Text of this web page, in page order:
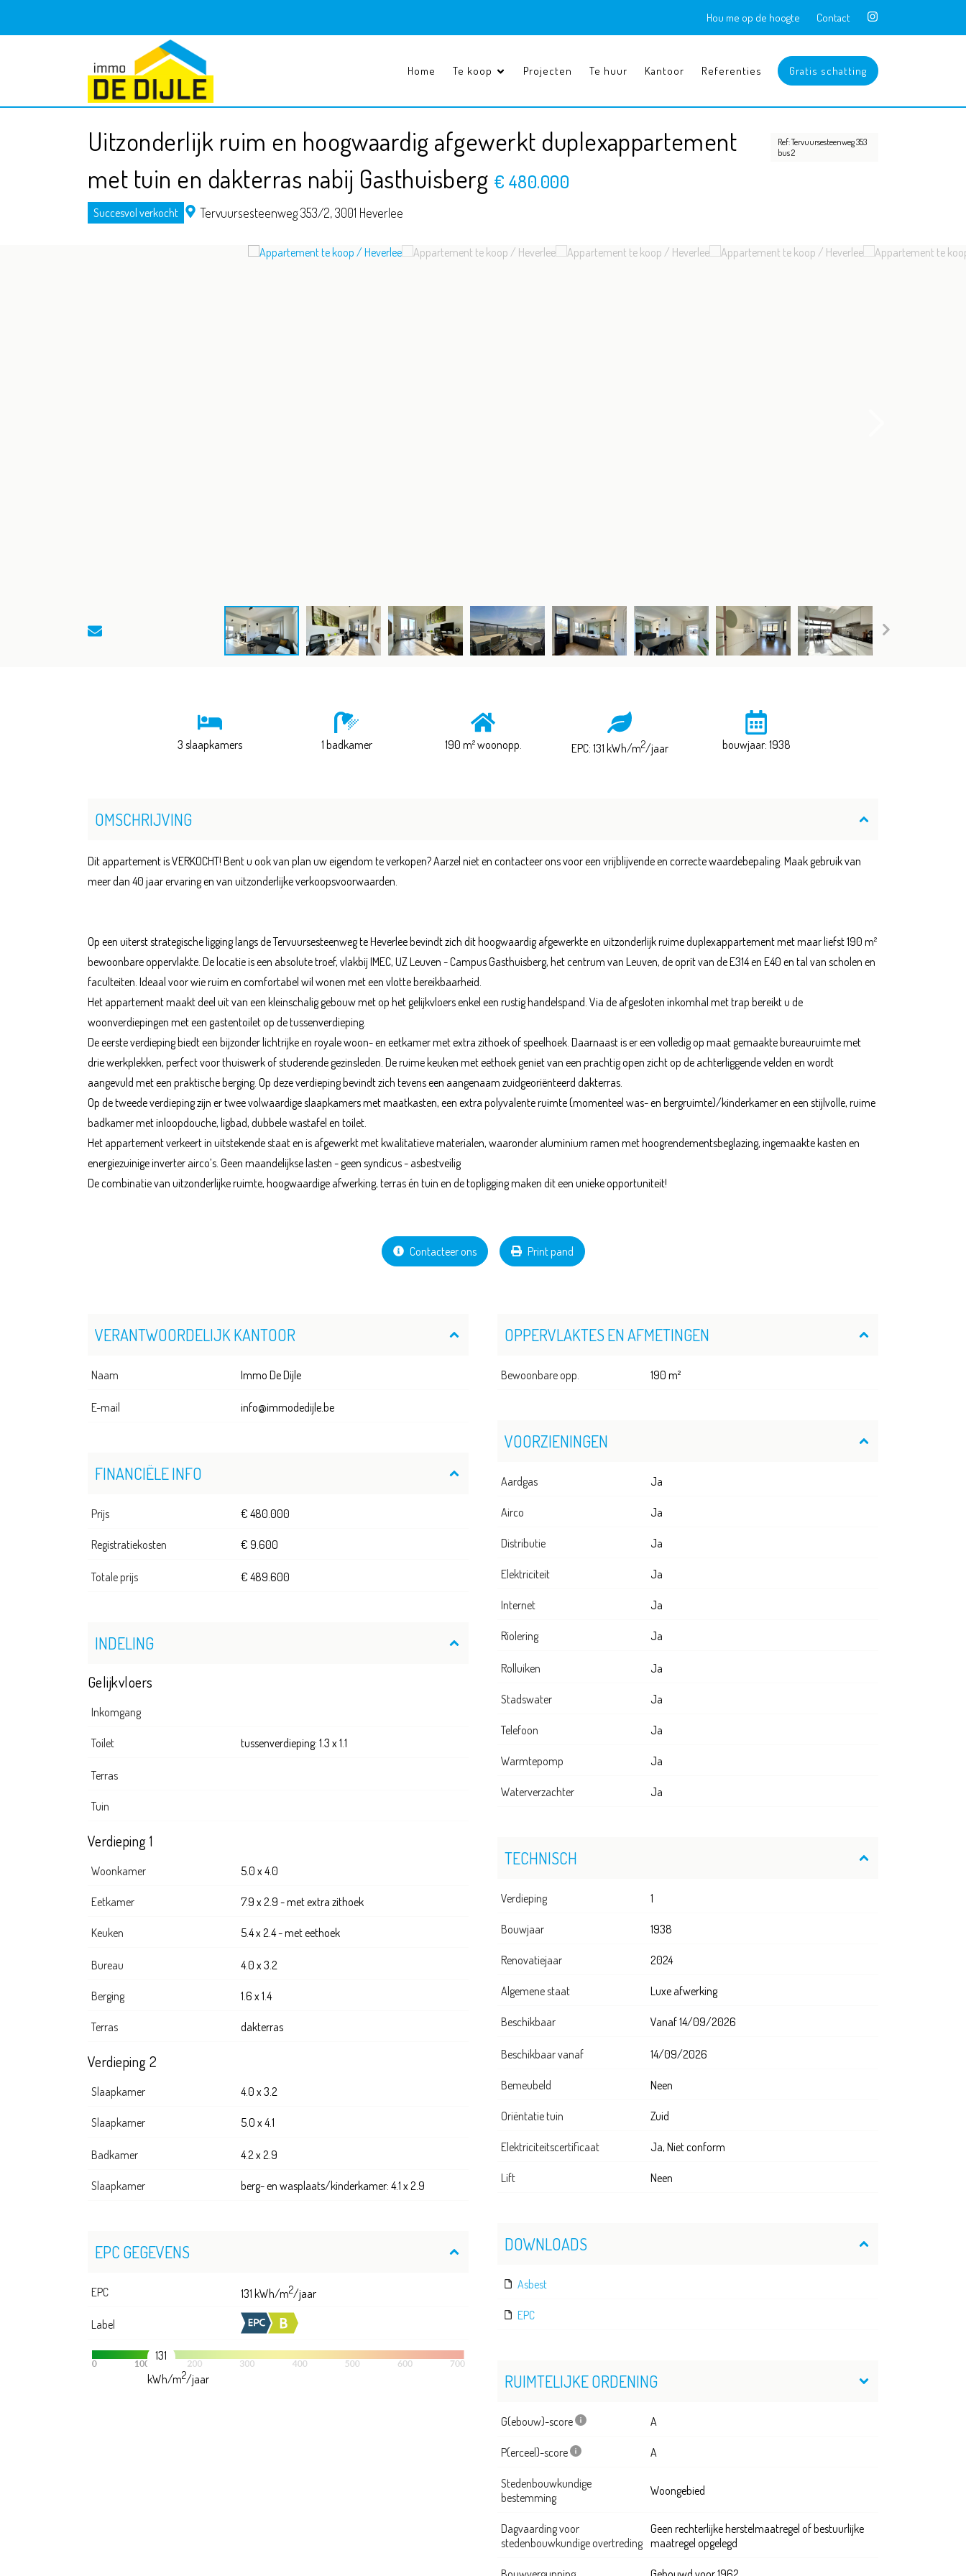
Hou me op de hoogte Contact
Home Te koop Projecten Te huur Kantoor Referenties Gratis schatting
Uitzonderlijk ruim en hoogwaardig afgewerkt duplexappartement
met tuin en dakterras nabij Gasthuisberg € 480.000
Succesvol verkocht Tervuursesteenweg 353/2,3001 Heverlee
Ref: Tervuursesteenweg 353
bus 2
3 slaapkamers 1 badkamer 190 m² woonopp. EPC: 131 kWh/m2/jaar bouwjaar: 1938
OMSCHRIJVING
Dit appartement is VERKOCHT! Bent u ook van plan uw eigendom te verkopen? Aarzel niet en contacteer ons voor een vrijblijvende en correcte waardebepaling. Maak gebruik van
meer dan 40 jaar ervaring en van uitzonderlijke verkoopsvoorwaarden.
Op een uiterst strategische ligging langs de Tervuursesteenweg te Heverlee bevindt zich dit hoogwaardig afgewerkte en uitzonderlijk ruime duplexappartement met maar liefst 190 m²
bewoonbare oppervlakte. De locatie is een absolute troef, vlakbij IMEC, UZ Leuven - Campus Gasthuisberg, het centrum van Leuven, de oprit van de E314 en E40 en tal van scholen en
faculteiten. Ideaal voor wie ruim en comfortabel wil wonen met een vlotte bereikbaarheid.
Het appartement maakt deel uit van een kleinschalig gebouw met op het gelijkvloers enkel een rustig handelspand. Via de afgesloten inkomhal met trap bereikt u de
woonverdiepingen met een gastentoilet op de tussenverdieping.
De eerste verdieping biedt een bijzonder lichtrijke en royale woon- en eetkamer met extra zithoek of speelhoek. Daarnaast is er een volledig op maat gemaakte bureauruimte met
drie werkplekken, perfect voor thuiswerk of studerende gezinsleden. De ruime keuken met eethoek geniet van een prachtig open zicht op de achterliggende velden en wordt
aangevuld met een praktische berging. Op deze verdieping bevindt zich tevens een aangenaam zuidgeoriënteerd dakterras.
Op de tweede verdieping zijn er twee volwaardige slaapkamers met maatkasten, een extra polyvalente ruimte (momenteel was- en bergruimte)/kinderkamer en een stijlvolle, ruime
badkamer met inloopdouche, ligbad, dubbele wastafel en toilet.
Het appartement verkeert in uitstekende staat en is afgewerkt met kwalitatieve materialen, waaronder aluminium ramen met hoogrendementsbeglazing, ingemaakte kasten en
energiezuinige inverter airco’s. Geen maandelijkse lasten - geen syndicus - asbestveilig
De combinatie van uitzonderlijke ruimte, hoogwaardige afwerking, terras én tuin en de topligging maken dit een unieke opportuniteit!
Contacteer ons Print pand
VERANTWOORDELIJK KANTOOR
Naam Immo De Dijle
E-mail info@immodedijle.be
FINANCIËLE INFO
Prijs € 480.000
Registratiekosten € 9.600
Totale prijs € 489.600
INDELING
Gelijkvloers
Inkomgang
Toilet tussenverdieping: 1.3 x 1.1
Terras
Tuin
Verdieping 1
Woonkamer 5.0 x 4.0
Eetkamer 7.9 x 2.9 - met extra zithoek
Keuken 5.4 x 2.4 - met eethoek
Bureau 4.0 x 3.2
Berging 1.6 x 1.4
Terras dakterras
Verdieping 2
Slaapkamer 4.0 x 3.2
Slaapkamer 5.0 x 4.1
Badkamer 4.2 x 2.9
Slaapkamer berg- en wasplaats/kinderkamer: 4.1 x 2.9
EPC GEGEVENS
EPC 131 kWh/m2/jaar
Label
131
kWh/m2/jaar
OPPERVLAKTES EN AFMETINGEN
Bewoonbare opp. 190 m²
VOORZIENINGEN
Aardgas Ja
Airco Ja
Distributie Ja
Elektriciteit Ja
Internet Ja
Riolering Ja
Rolluiken Ja
Stadswater Ja
Telefoon Ja
Warmtepomp Ja
Waterverzachter Ja
TECHNISCH
Verdieping 1
Bouwjaar 1938
Renovatiejaar 2024
Algemene staat Luxe afwerking
Beschikbaar Vanaf 14/09/2026
Beschikbaar vanaf 14/09/2026
Bemeubeld Neen
Oriëntatie tuin Zuid
Elektriciteitscertificaat Ja, Niet conform
Lift Neen
DOWNLOADS
Asbest
EPC
RUIMTELIJKE ORDENING
G(ebouw)-score A
P(erceel)-score A
Stedenbouwkundige
bestemming
Woongebied
Dagvaarding voor
stedenbouwkundige overtreding
Geen rechterlijke herstelmaatregel of bestuurlijke
maatregel opgelegd